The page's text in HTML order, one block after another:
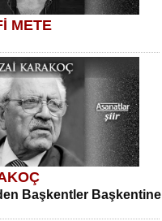
Şairle...
ve Özgürlüğe…...
METE
Başkentler Başkentine